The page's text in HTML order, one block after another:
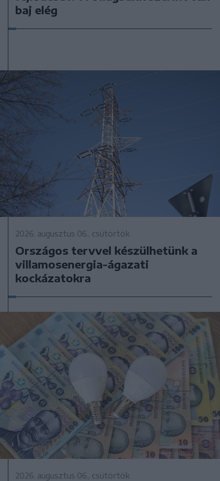
baj elég
2026. augusztus 06., csütörtök
Országos tervvel készülhetünk a
villamosenergia-ágazati
kockázatokra
2026. augusztus 06., csütörtök